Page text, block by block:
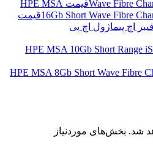
Wave Fibre
قیمت HPE MSA
16Gb Short Wave Fibreقیمت
اچ پیماژول اچ پی
HPE MSA 10Gb Short Range
HPE MSA 8Gb Short Wave Fibre
شد. بخش‌های موردنیاز